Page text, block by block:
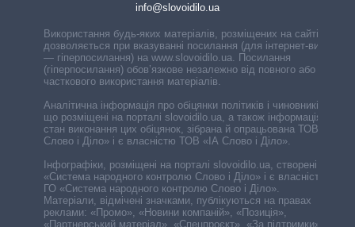
info@slovoidilo.ua
Використання будь-яких матеріалів, розміщених на сайті,
дозволяється при вказуванні посилання (для інтернет-видань
— гіперпосилання) на www.slovoidilo.ua. Посилання
(гіперпосилання) обов’язкове незалежно від повного або
часткового використання матеріалів.
Аналітична інформація про обіцянки політиків і чиновників,
що розміщені на порталі slovoidilo.ua, а також інформація про
стан виконання цих обіцянок, зібрана й опрацьована ТОВ «ІА
Слово і Діло» і є власністю ТОВ «ІА Слово і Діло».
Інфографіки, розміщені на порталі slovoidilo.ua, створені ГО
«Система народного контролю Слово і Діло» і є власністю
ГО «Система народного контролю Слово і Діло».
Матеріали, відмічені значками, публікуються на правах
реклами: «Промо», «Новини компаній», «Позиція»,
«Партнерський матеріал», «Спецпроєкт», «За підтримки».